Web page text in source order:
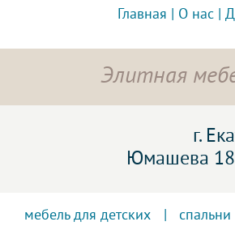
Главная О нас
Элитная
г.
Юмашева
мебель для детских спальни